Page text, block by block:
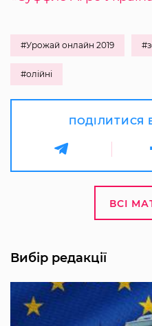
#Урожай онлайн 2019
#олійні
ПОДІЛИТИСЯ
ВСІ
Вибір редакції